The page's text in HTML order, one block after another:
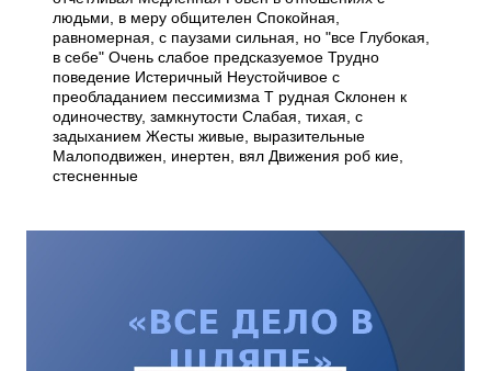
людьми, в меру общителен Спокойная,
равномерная, с паузами сильная, но "все Глубокая,
в себе" Очень слабое предсказуемое Трудно
поведение Истеричный Неустойчивое с
преобладанием пессимизма Т рудная Склонен к
одиночеству, замкнутости Слабая, тихая, с
задыханием Жесты живые, выразительные
Малоподвижен, инертен, вял Движения роб кие,
стесненные